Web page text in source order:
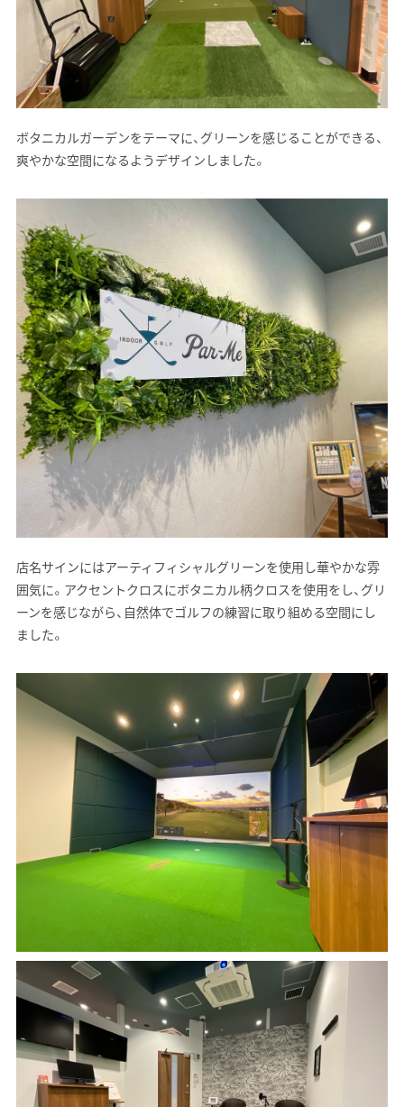
ボタニカルガーデンをテーマに、グリーンを感じることができる、
爽やかな空間になるようデザインしました。
店名サインにはアーティフィシャルグリーンを使用し華やかな雰
囲気に。アクセントクロスにボタニカル柄クロスを使用をし、グリ
ーンを感じながら、自然体でゴルフの練習に取り組める空間にし
ました。